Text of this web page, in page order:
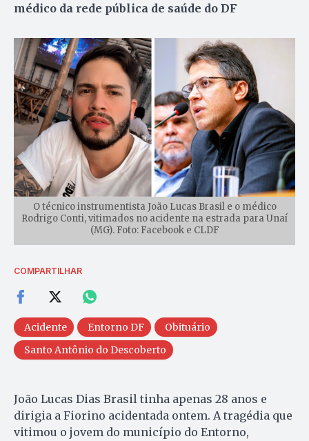
médico da rede pública de saúde do DF
O técnico instrumentista João Lucas Brasil e o médico
Rodrigo Conti, vitimados no acidente na estrada para Unaí
(MG). Foto: Facebook e CLDF
COMPARTILHAR
Acidente Entorno DF
Obituário
Santo Antônio do Descoberto
João Lucas Dias Brasil tinha apenas 28 anos e
dirigia a Fiorino acidentada ontem. A tragédia que
vitimou o jovem do município do Entorno,